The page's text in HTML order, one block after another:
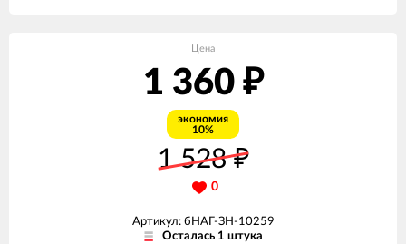
Цена
1 360 ₽
экономия
10%
1 528₽
0
Артикул: бНАГ-ЗН-10259
Осталась 1 штука